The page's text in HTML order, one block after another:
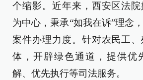
个缩影。近年来，西安区法
为中心，秉承“如我在诉”理念
案件办理力度。针对农民工
体，开辟绿色通道，提供优
解、优先执行等司法服务。